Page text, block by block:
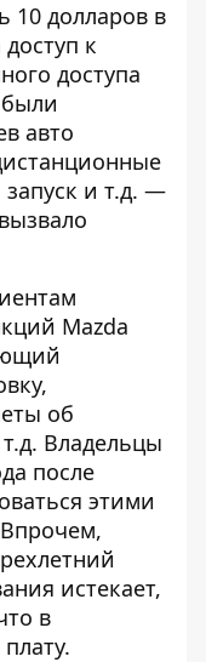
10 долларов в
к
доступа
авто
и т.д. —
Mazda
об
Владельцы
после
этими
истекает,
в